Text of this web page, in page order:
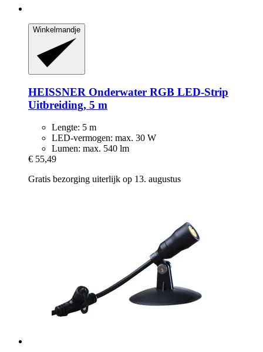
Winkelmandje
HEISSNER Onderwater RGB LED-​Strip
Uitbreiding, 5 m
Lengte: 5 m
LED-vermogen: max. 30 W
Lumen: max. 540 lm
€ 55,49
Gratis bezorging uiterlijk op 13. augustus